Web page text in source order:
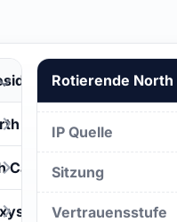
Carolina
Carolina
Rotierende
IP Quelle
Sitzung
Vertrauensstufe